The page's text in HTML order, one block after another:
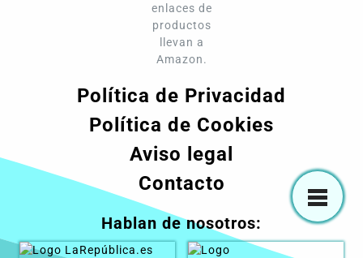
enlaces de
productos
llevan a
Amazon.
Política de Privacidad
Política de Cookies
Aviso legal
Contacto
Hablan de nosotros: